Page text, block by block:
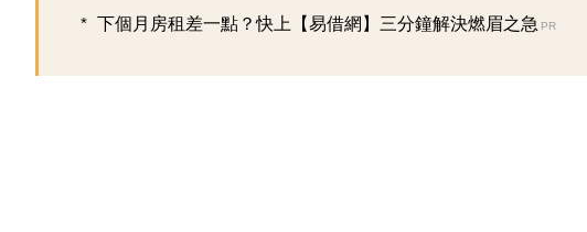
下個月房租差一點？快上【易借網】三分鐘解決燃眉之急 PR